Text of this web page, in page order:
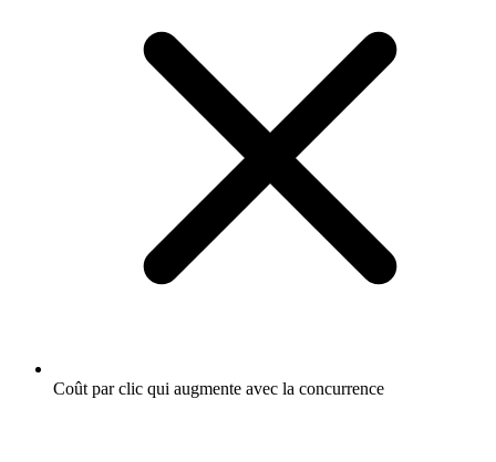
Coût par clic qui augmente avec la concurrence